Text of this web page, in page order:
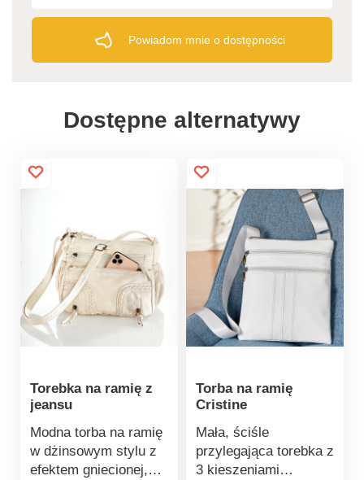
Powiadom mnie o dostępności
Dostępne alternatywy
Torebka na ramię z
jeansu
Modna torba na ramię
w dżinsowym stylu z
efektem gniecionej,
Torba na ramię
Cristine
Mała, ściśle
przylegająca torebka z
3 kieszeniami